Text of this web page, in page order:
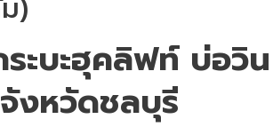
)
ะบะฮุคลิฟท์ บ่อวิน
งหวัดชลบุรี